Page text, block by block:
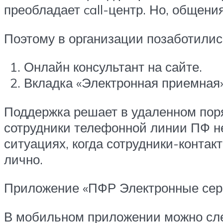
преобладает call-центр. Но,
Поэтому в организации
Онлайн консультант на сайте.
Вкладка «Электронная
Поддержка решает в удаленном
сотрудники телефонной линии ПФ
ситуациях, когда сотрудники-
лично.
Приложение «ПФР Электронные
В мобильном приложении можно